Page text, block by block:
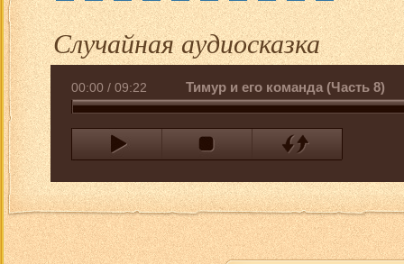
Случайная аудиосказка
00:00 / 09:22 Тимур и его команда (Часть 8)